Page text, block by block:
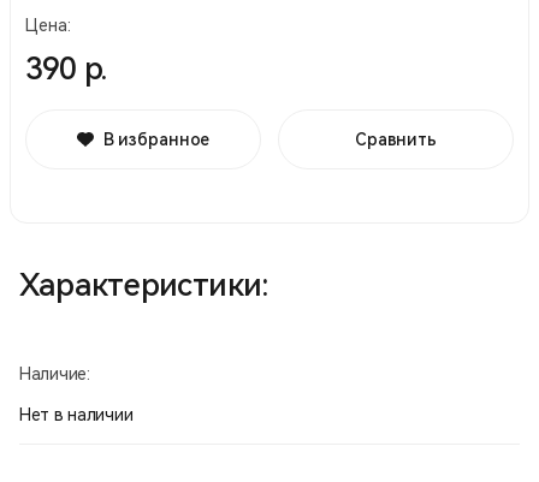
Цена:
390 р.
В избранное Сравнить
Характеристики:
Наличие:
Нет в наличии